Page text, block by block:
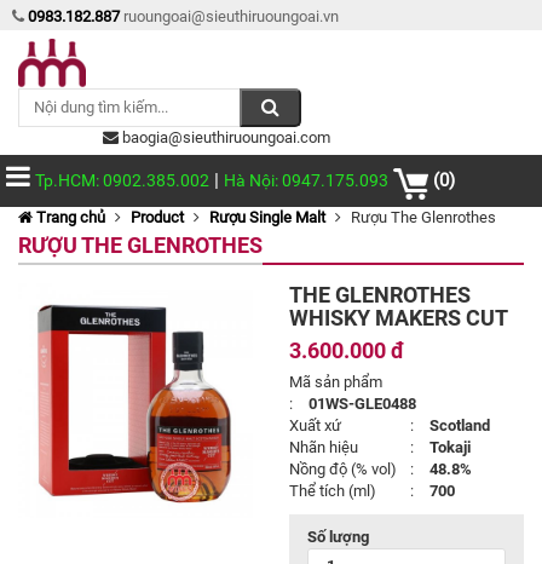
0983.182.887 ruoungoai@sieuthiruoungoai.vn
baogia@sieuthiruoungoai.com
Tp.HCM: 0902.385.002 | Hà Nội: 0947.175.093 (0)
Trang chủ Product Rượu Single Malt Rượu The Glenrothes
RƯỢU THE GLENROTHES
THE GLENROTHES
WHISKY MAKERS CUT
3.600.000 đ
Mã sản phẩm
:
01WS-GLE0488
Xuất xứ
:
Scotland
Nhãn hiệu
:
Tokaji
Nồng độ (% vol)
:
48.8%
Thể tích (ml)
: 700
Số lượng